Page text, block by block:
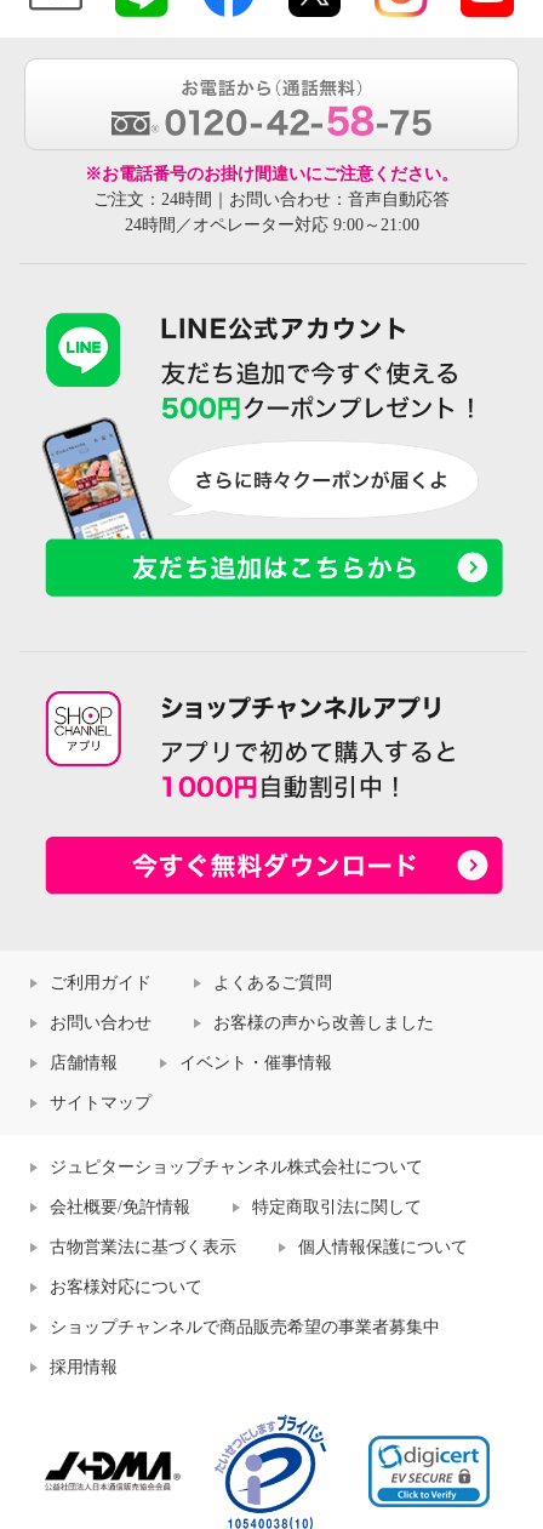
※お電話番号のお掛け間違いにご注意ください。
ご注文：24時間｜お問い合わせ：音声自動応答
24時間／オペレーター対応 9:00～21:00
ご利用ガイド よくあるご質問
お問い合わせ お客様の声から改善しました
店舗情報 イベント・催事情報
サイトマップ
ジュピターショップチャンネル株式会社について
会社概要/免許情報 特定商取引法に関して
古物営業法に基づく表示 個人情報保護について
お客様対応について
ショップチャンネルで商品販売希望の事業者募集中
採用情報